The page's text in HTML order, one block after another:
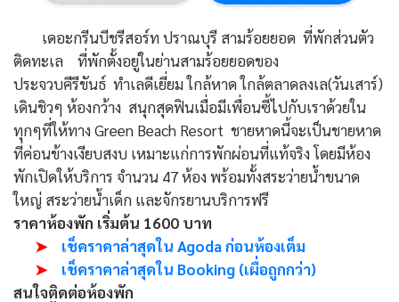
เดอะกรีนบีชรีสอร์ท ปราณบุรี สามร้อยยอด ที่พักส่วนตัว
ติดทะเล ที่พักตั้งอยู่ในย่านสามร้อยยอดของ
ประจวบคีรีขันธ์ ทำเลดีเยี่ยม ใกล้หาด ใกล้ตลาดลงเล(วันเสาร์)
เดินชิวๆ ห้องกว้าง สนุกสุดฟินเมื่อมีเพื่อนซี้ไปกับเราด้วยใน
ทุกๆที่ให้ทาง Green Beach Resort ชายหาดนี้จะเป็นชายหาด
ที่ค่อนข้างเงียบสงบ เหมาะแก่การพักผ่อนที่แท้จริง โดยมีห้อง
พักเปิดให้บริการ จำนวน 47 ห้อง พร้อมทั้งสระว่ายน้ำขนาด
ใหญ่ สระว่ายน้ำเด็ก และจักรยานบริการฟรี
ราคาห้องพัก เริ่มต้น 1600 บาท
➤
เช็คราคาล่าสุดใน Agoda ก่อนห้องเต็ม
➤
เช็คราคาล่าสุดใน Booking (เผื่อถูกกว่า)
สนใจติดต่อห้องพัก